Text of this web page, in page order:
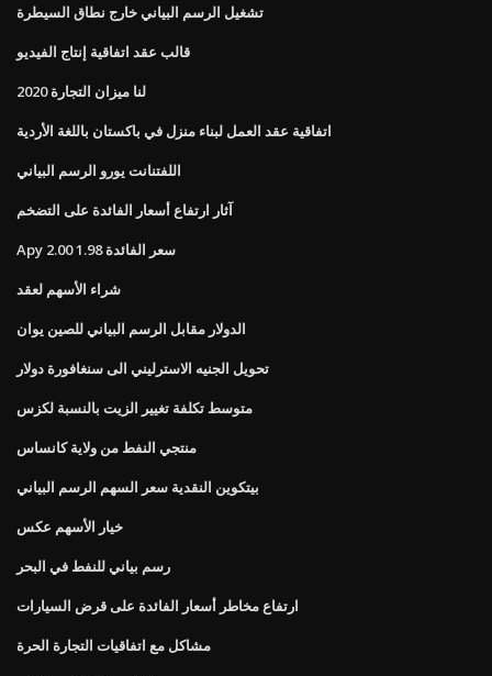
تشغيل الرسم البياني خارج نطاق السيطرة
قالب عقد اتفاقية إنتاج الفيديو
لنا ميزان التجارة 2020
اتفاقية عقد العمل لبناء منزل في باكستان باللغة الأردية
اللفتنانت يورو الرسم البياني
آثار ارتفاع أسعار الفائدة على التضخم
Apy 2.00 سعر الفائدة 1.98
شراء الأسهم لعقد
الدولار مقابل الرسم البياني للصين يوان
تحويل الجنيه الاسترليني الى سنغافورة دولار
متوسط ​​تكلفة تغيير الزيت بالنسبة لكزس
منتجي النفط من ولاية كانساس
بيتكوين النقدية سعر السهم الرسم البياني
خيار الأسهم عكس
رسم بياني للنفط في البحر
ارتفاع مخاطر أسعار الفائدة على قرض السيارات
مشاكل مع اتفاقيات التجارة الحرة